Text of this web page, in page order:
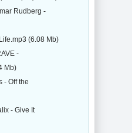
Rudberg -
(6.08 Mb)
-
Mb)
- Off the
- Give It